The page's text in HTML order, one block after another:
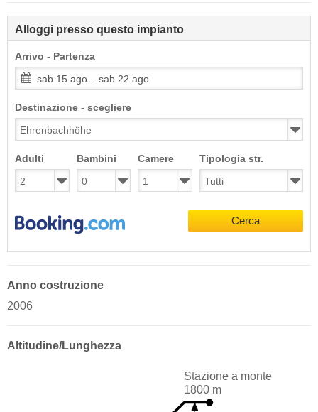
Alloggi presso questo impianto
Arrivo - Partenza
sab 15 ago – sab 22 ago
Destinazione - scegliere
Adulti Bambini Camere Tipologia str.
Cerca
Anno costruzione
2006
Altitudine/Lunghezza
Stazione a monte
1800 m